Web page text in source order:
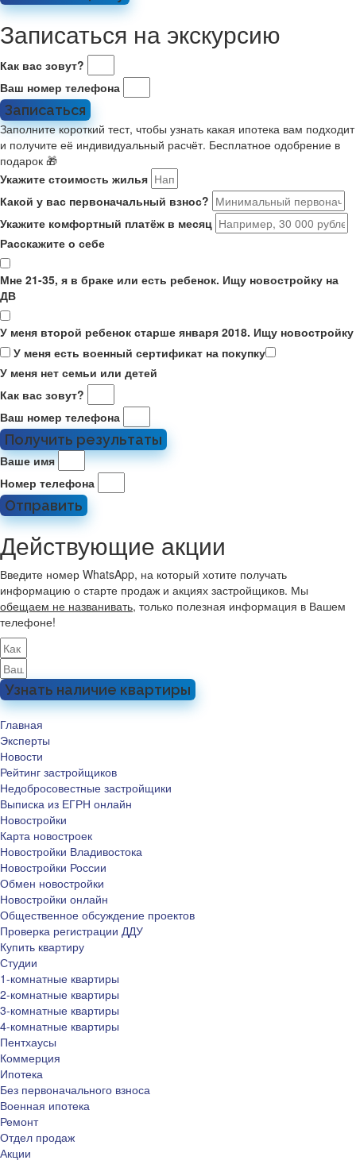
Записаться на экскурсию
Как вас зовут?
Ваш номер телефона
Записаться
Заполните короткий тест, чтобы узнать какая ипотека вам подходит
и получите её индивидуальный расчёт. Бесплатное одобрение в
подарок 🎁
Укажите стоимость жилья
Какой у вас первоначальный взнос?
Укажите комфортный платёж в месяц
Расскажите о себе
Мне 21-35, я в браке или есть ребенок. Ищу новостройку на
ДВ
У меня второй ребенок старше января 2018. Ищу новостройку
У меня есть военный сертификат на покупку
У меня нет семьи или детей
Как вас зовут?
Ваш номер телефона
Получить результаты
Ваше имя
Номер телефона
Отправить
Действующие акции
Введите номер WhatsApp, на который хотите получать
информацию о старте продаж и акциях застройщиков. Мы
обещаем не названивать, только полезная информация в Вашем
телефоне!
Узнать наличие квартиры
Главная
Эксперты
Новости
Рейтинг застройщиков
Недобросовестные застройщики
Выписка из ЕГРН онлайн
Новостройки
Карта новостроек
Новостройки Владивостока
Новостройки России
Обмен новостройки
Новостройки онлайн
Общественное обсуждение проектов
Проверка регистрации ДДУ
Купить квартиру
Студии
1-комнатные квартиры
2-комнатные квартиры
3-комнатные квартиры
4-комнатные квартиры
Пентхаусы
Коммерция
Ипотека
Без первоначального взноса
Военная ипотека
Ремонт
Отдел продаж
Акции